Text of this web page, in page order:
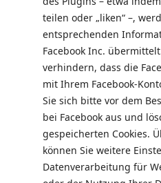
teilen oder „liken“ –,
entsprechenden
Facebook Inc.
verhindern, dass die
mit Ihrem Facebook-
Sie sich bitte vor dem
bei Facebook aus und
gespeicherten Cookies.
können Sie weitere
Datenverarbeitung für